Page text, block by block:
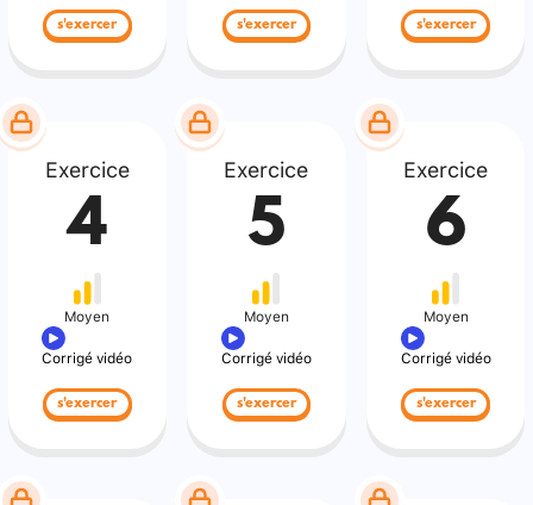
s'exercer s'exercer s'exercer
Exercice
4
Moyen
Corrigé vidéo
s'exercer
Exercice
5
Moyen
Corrigé vidéo
s'exercer
Exercice
6
Moyen
Corrigé vidéo
s'exercer